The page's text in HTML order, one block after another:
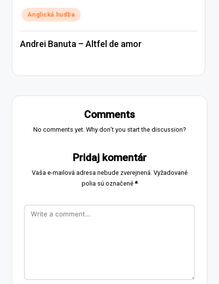
Posted
in
Anglická hudba
Andrei Banuta – Altfel de amor
Comments
No comments yet. Why don’t you start the discussion?
Pridaj komentár
Vaša e-mailová adresa nebude zverejnená. Vyžadované
polia sú označené*